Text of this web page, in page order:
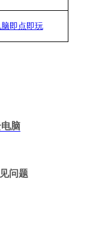
脑即点即玩
脑
问题